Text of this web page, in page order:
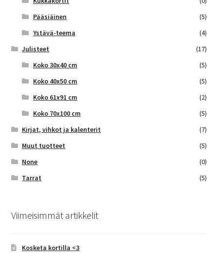
Pääsiäinen
(5)
Ystävä-teema
(4)
Julisteet
(17)
Koko 30x40 cm
(5)
Koko 40x50 cm
(5)
Koko 61x91 cm
(2)
Koko 70x100 cm
(5)
Kirjat, vihkot ja kalenterit
(7)
Muut tuotteet
(5)
None
(0)
Tarrat
(5)
Viimeisimmät artikkelit
Kosketa kortilla <3